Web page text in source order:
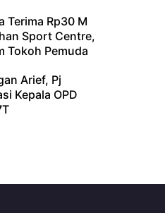
Terima Rp30 M
Sport Centre,
Tokoh Pemuda
Arief, Pj
Kepala OPD